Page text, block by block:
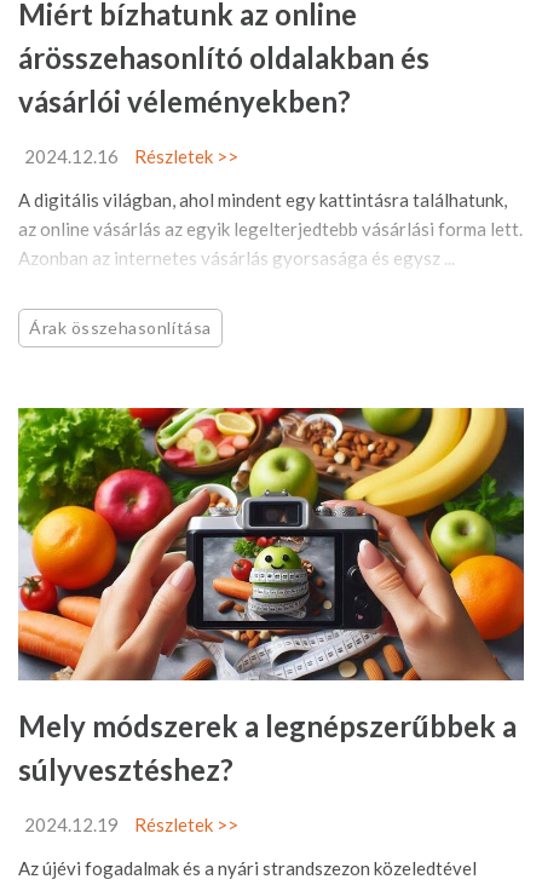
Miért bízhatunk az online
árösszehasonlító oldalakban és
vásárlói véleményekben?
2024.12.16
Részletek >>
A digitális világban, ahol mindent egy kattintásra találhatunk,
az online vásárlás az egyik legelterjedtebb vásárlási forma lett.
Azonban az internetes vásárlás gyorsasága és egysz ...
Árak összehasonlítása
Mely módszerek a legnépszerűbbek a
súlyvesztéshez?
2024.12.19
Részletek >>
Az újévi fogadalmak és a nyári strandszezon közeledtével